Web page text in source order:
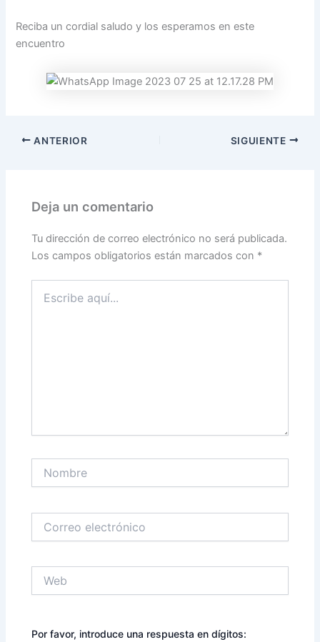
Reciba un cordial saludo y los esperamos en este
encuentro
ANTERIOR SIGUIENTE
Deja un comentario
Tu dirección de correo electrónico no será publicada.
Los campos obligatorios están marcados con *
aquí...
electrónico
Por favor, introduce una respuesta en dígitos: